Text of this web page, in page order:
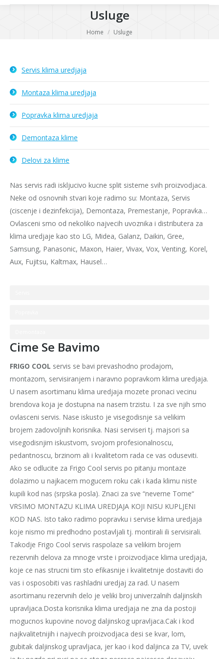
Usluge
You are here:
Home Usluge
Servis klima uredjaja
Montaza klima uredjaja
Popravka klima uredjaja
Demontaza klime
Delovi za klime
Nas servis radi iskljucivo kucne split sisteme svih proizvodjaca.
Neke od osnovnih stvari koje radimo su: Montaza, Servis
(ciscenje i dezinfekcija), Demontaza, Premestanje, Popravka…
Ovlasceni smo od nekoliko najvecih uvoznika i distributera za
klima uredjaje kao sto LG, Midea, Galanz, Daikin, Gree,
Samsung, Panasonic, Maxon, Haier, Vivax, Vox, Venting, Korel,
Aux, Fujitsu, Kaltmax, Hausel…
Cime Se Bavimo
FRIGO COOL servis se bavi prevashodno prodajom,
montazom, servisiranjem i naravno popravkom klima uredjaja.
U nasem asortimanu klima uredjaja mozete pronaci vecinu
brendova koja je dostupna na nasem trzistu. I za sve njih smo
ovlasceni servis. Nase iskusto je visegodisnje sa velikim
brojem zadovoljnih korisnika. Nasi serviseri tj. majsori sa
visegodisnjim iskustvom, svojom profesionalnoscu,
pedantnoscu, brzinom ali i kvalitetom rada ce vas oduseviti.
Ako se odlucite za Frigo Cool servis po pitanju montaze
dolazimo u najkacem mogucem roku cak i kada klimu niste
kupili kod nas (srpska posla). Znaci za sve “neverne Tome“
VRSIMO MONTAZU KLIMA UREDJAJA KOJI NISU KUPLJENI
KOD NAS. Isto tako radimo popravku i servise klima uredjaja
koje nismo mi predhodno postavljali tj. montirali ili servisirali.
Takodje Frigo Cool servis raspolaze sa velikim brojem
rezervnih delova za mnoge vrste i proizvodjace klima uredjaja,
koje ce nas strucni tim sto efikasnije i kvalitetnije dostaviti do
vas i osposobiti vas rashladni uredjaj za rad. U nasem
asortimanu rezervnih delo je veliki broj univerzalnih daljinskih
upravljaca.Dosta korisnika klima uredjaja ne zna da postoji
mogucnos kupovine novog daljinskog upravljaca.Cak i kod
najkvalitetnijih i najvecih proizvodjaca desi se kvar, lom,
gubitak daljinskog upravljaca, jer kao i kod daljinca za TV, uvek